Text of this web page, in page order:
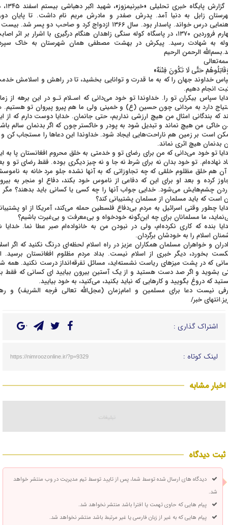
به گزارش پایگاه خبری تحلیلی
زابل به دنیا آمد. پدرش صفدر و مادرش مریم نام داشت. تا پایان
راهنمایی درس خواند. پاسدار بود. سال ۱۳۶۶ ازدواج کرد و صاحب دو پسر شد.
چهارم فروردین ۱۳۷۰، در پاسگاه کوله سنگی زاهدان هنگام درگیری با اشرار بر اثر
به شهادت رسید. پیکرش در بهشت مصطفی همان شهرستان به خاک
الرحمن الرحیم
حَتَّی لَا تَکُونَ فِتْنَهٌ»
خداوند جهان را که به ما قدرت و توانایی بخشید، تا در راهش و اسلامش
انجام دهیم.
سپاس بیکران تو را. خداوندا تو خود می‌دانی که اسـلام تـو در این برهه از
دارد به مردانی چون حسین (ع) و خمینی ولی ما هم پیرو پیروان تو هستیم.
که بندگانی امثال من هیچ ارزشی نداریم، حتی جانمان. خدایا دوست دارم که از
خاکی من هیچ نماند و تبدیل شود به پودر و خاکستر چون که اگر بدنمان سالم
است بر زمین هم ناراحت‌هایی ایجاد شود. خداوندا این دعاها را مستجاب کن و
بدنمان هیچ اثری نماند.
تو خود می‌دانی که من برای رضای تو و خدمتی به خلق محروم افغانستان پا به
نهاده‌ام. تو خود بدان نه برای شرط نه جا و نه چیز دیگری بوده. فقط رضای تو و
آن هم خلق مظلوم خلقی که چه تجاوزاتی که به آنها نشده جلو مرد خانه به
کرده و بعد او برای این که دفاعی از ناموس خود بکند، دفاع او منجر به
چشم‌هایش می‌شود. خدایی جواب آنها را چه کسی یا کسانی باید بدهند؟ مگر
است که باید مسلمان از مسلمان پشتیبانی کند؟
چطور وقتی اسرائیل به مردم بی‌دفاع فلسطین حمله می‌کند، آمریکا از او
ما مسلمانان برای چه این‌گونه خودخواه و بی‌معرفت و بی‌غیرت باشیم؟
بنده که کاری نکرده‌ام، ولی در نبودن من به خانواده‌ام صبر عطا نما. خدایا
اسلام را به خودشان برگردان.
و خواهران مسلمان همکاران عزیز در راه اسلام لحظه‌ای درنگ نکنید که اگر
بخورد، دیگر خبری از اسلام نیست. بداد مردم مظلوم افغانستان برسید.
که در پشت میزهای ریاست نشسته‌اید، مسائل تفرقه‌انداز درست نکنید. همه
بشوید و اگر صد دست هستید و از یک آستین بیرون بیایید ای کسانی که فقط
که دروغ بگویید و کارهایی که نباید بکنید، می‌کنید، به خود بیایید.
نیست دعا برای مسلمین و امام‌زمان (عجل‌الله تعالی فرجه الشریف) و
خبر/
اشتراک گذاری :
لینک کوتاه : https://nimroozonline.ir/?p=9329
اخبار مشابه
ثبت دیدگاه
دیدگاه های ارسال شده توسط شما، پس از تایید توسط تیم مدیریت در وب منتشر خواهد
شد.
پیام هایی که حاوی تهمت یا افترا باشد منتشر نخواهد شد.
پیام هایی که به غیر از زبان فارسی یا غیر مرتبط باشد منتشر نخواهد شد.